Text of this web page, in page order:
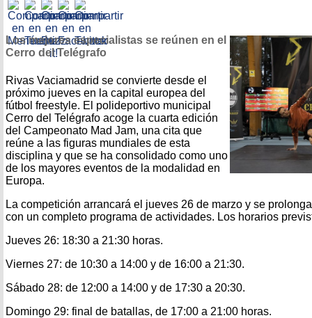
Los mejores especialistas se reúnen en el
Cerro del Telégrafo
Rivas Vaciamadrid se convierte desde el
próximo jueves en la capital europea del
fútbol freestyle. El polideportivo municipal
Cerro del Telégrafo acoge la cuarta edición
del Campeonato Mad Jam, una cita que
reúne a las figuras mundiales de esta
disciplina y que se ha consolidado como uno
de los mayores eventos de la modalidad en
Europa.
La competición arrancará el jueves 26 de marzo y se
con un completo programa de actividades. Los horarios
Jueves 26: 18:30 a 21:30 horas.
Viernes 27: de 10:30 a 14:00 y de 16:00 a 21:30.
Sábado 28: de 12:00 a 14:00 y de 17:30 a 20:30.
Domingo 29: final de batallas, de 17:00 a 21:00 horas.